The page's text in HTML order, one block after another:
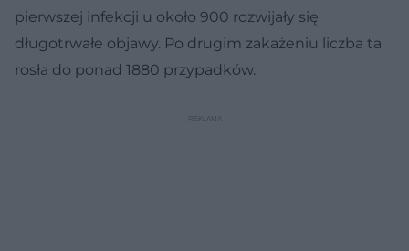
pierwszej infekcji u około 900 rozwijały się
długotrwałe objawy. Po drugim zakażeniu liczba ta
rosła do ponad 1880 przypadków.